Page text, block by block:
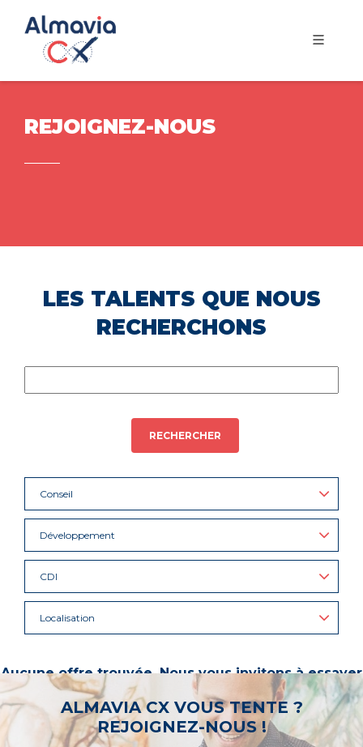
REJOIGNEZ-NOUS
LES TALENTS QUE NOUS
RECHERCHONS
RECHERCHER
Conseil
Développement
CDI
Localisation
Aucune offre trouvée. Nous vous invitons à essayer
d’autres mots-clés ou à sélectionner un « métier ».
ALMAVIA CX VOUS TENTE ?
REJOIGNEZ-NOUS !